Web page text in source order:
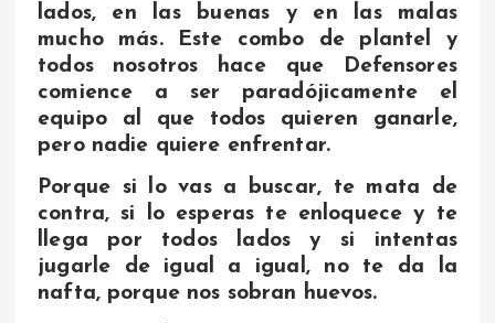
lados, en las buenas y en las malas
mucho más. Este combo de plantel y
todos nosotros hace que Defensores
comience a ser paradójicamente el
equipo al que todos quieren ganarle,
pero nadie quiere enfrentar.
Porque si lo vas a buscar, te mata de
contra, si lo esperas te enloquece y te
llega por todos lados y si intentas
jugarle de igual a igual, no te da la
nafta, porque nos sobran huevos.